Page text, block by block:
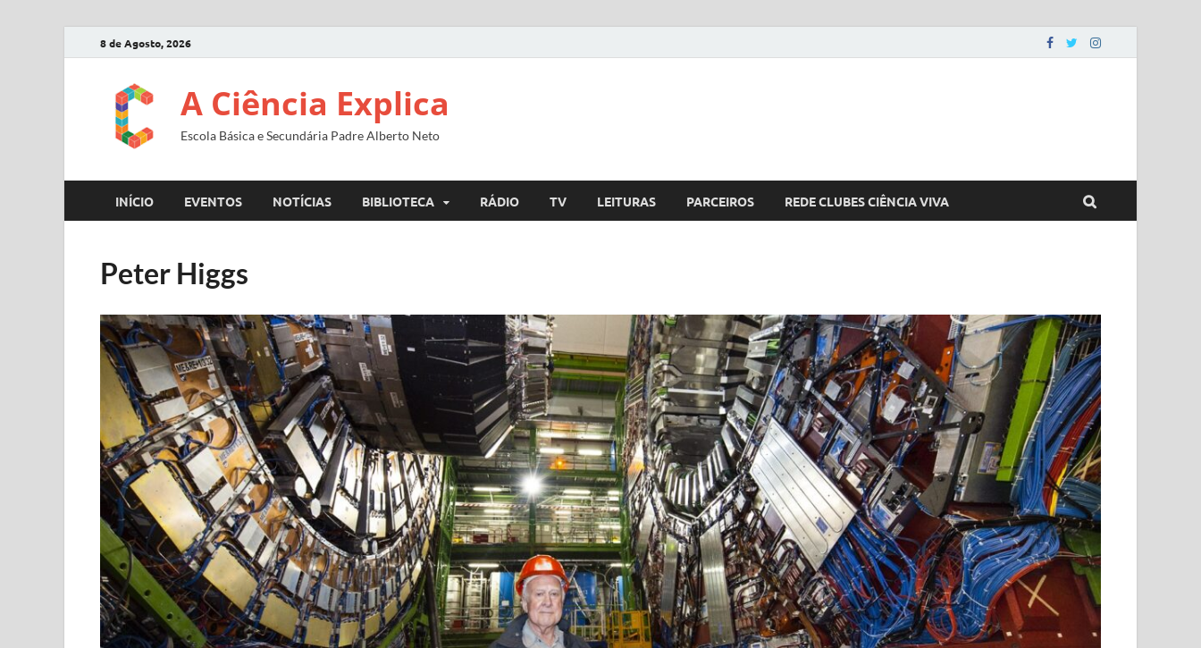
8 de Agosto, 2026
A Ciência Explica
Escola Básica e Secundária Padre Alberto Neto
INÍCIO EVENTOS NOTÍCIAS BIBLIOTECA RÁDIO TV LEITURAS PARCEIROS REDE CLUBES CIÊNCIA VIVA
Peter Higgs